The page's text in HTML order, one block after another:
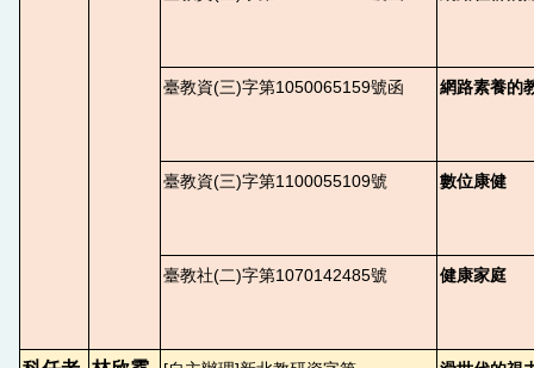
臺教資(三)字第1050065159號函 網路素養的
臺教資(三)字第1100055109號 數位康健
臺教社(二)字第1070142485號 健康家庭